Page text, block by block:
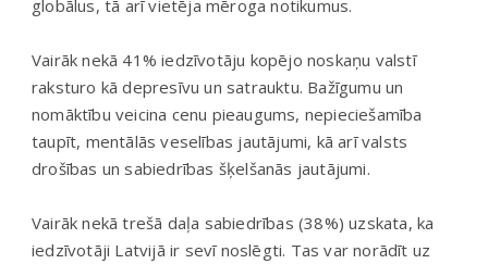
globālus, tā arī vietēja mēroga notikumus.
Vairāk nekā 41% iedzīvotāju kopējo noskaņu valstī
raksturo kā depresīvu un satrauktu. Bažīgumu un
nomāktību veicina cenu pieaugums, nepieciešamība
taupīt, mentālās veselības jautājumi, kā arī valsts
drošības un sabiedrības šķelšanās jautājumi.
Vairāk nekā trešā daļa sabiedrības (38%) uzskata, ka
iedzīvotāji Latvijā ir sevī noslēgti. Tas var norādīt uz